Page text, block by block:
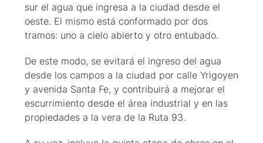
sur el agua que ingresa a la ciudad desde el
oeste. El mismo está conformado por dos
tramos: uno a cielo abierto y otro entubado.
De este modo, se evitará el ingreso del agua
desde los campos a la ciudad por calle Yrigoyen
y avenida Santa Fe, y contribuirá a mejorar el
escurrimiento desde el área industrial y en las
propiedades a la vera de la Ruta 93.